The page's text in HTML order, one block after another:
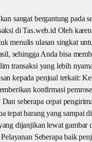
sangat bergantung pada
di Tas.web.id Oleh
menulis ulasan singkat
sehingga Anda bisa
transaksi yang lebih
kepada penjual terkait:
konfirmasi
seberapa cepat
tepat barang yang sampai
dijanjikan lewat gambar
Seberapa baik